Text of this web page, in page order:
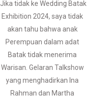
Jika tidak ke Wedding Batak
Exhibition 2024, saya tidak
akan tahu bahwa anak
Perempuan dalam adat
Batak tidak menerima
Warisan. Gelaran Talkshow
yang menghadirkan Ina
Rahman dan Martha